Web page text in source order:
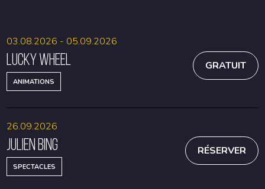
Lucky Wheel
ANIMATIONS
03.08.2026 - 05.09.2026
GRATUIT
Julien Bing
SPECTACLES
26.09.2026
RÉSERVER